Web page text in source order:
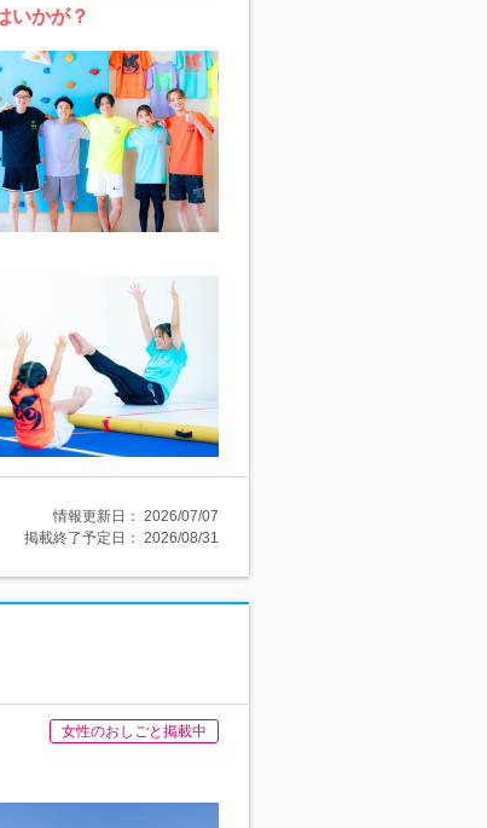
いかが？
情報更新日： 2026/07/07
掲載終了予定日： 2026/08/31
女性のおしごと掲載中